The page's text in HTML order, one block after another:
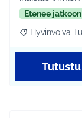
Etenee jatkoon
Rajaa tulokset
Hyvinvoiva
Tutustu